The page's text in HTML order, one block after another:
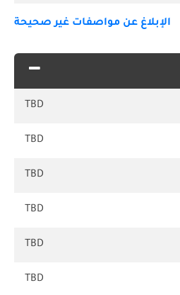
الإبلاغ عن مواصفات غير صحيحة
TBD
TBD
TBD
TBD
TBD
TBD